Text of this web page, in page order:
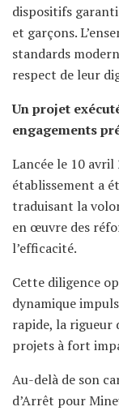
dispositifs
et garçons.
standards
respect de leur
Un projet
engagements
Lancée le 10
établissement a
traduisant la
en œuvre des
l’efficacité.
Cette diligence
dynamique
rapide, la rigueur
projets à fort
Au-delà de son
d’Arrêt pour